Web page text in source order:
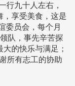
行九十人左右，
，享受美食，这是
委员会，每个月
队，事先辛苦探
的快乐与满足；
所有志工的协助